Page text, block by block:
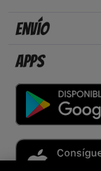
Envío
Apps